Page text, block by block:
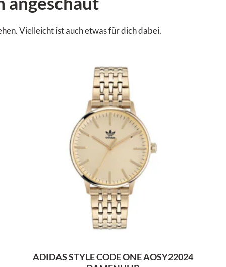
Vielleicht ist auch etwas für dich dabei.
ADIDAS STYLE CODE ONE AOSY22024